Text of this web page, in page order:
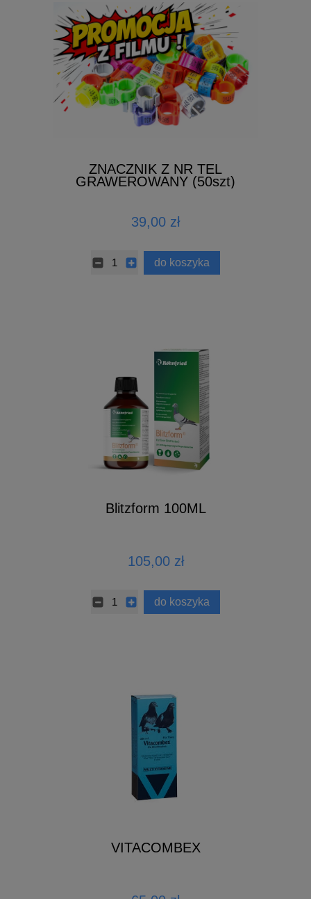
ZNACZNIK Z NR TEL
GRAWEROWANY (50szt)
39,00 zł
do koszyka
Blitzform 100ML
105,00 zł
do koszyka
VITACOMBEX